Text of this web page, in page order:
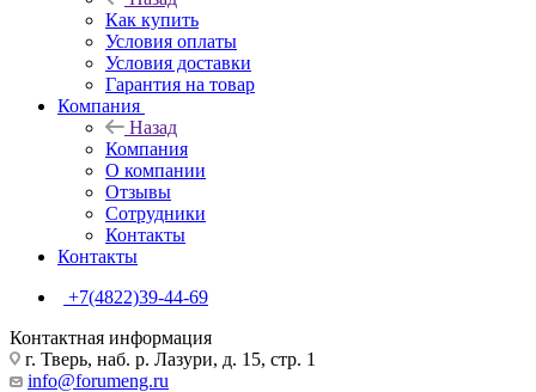
Как купить
Условия оплаты
Условия доставки
Гарантия на товар
Компания
Назад
Компания
О компании
Отзывы
Сотрудники
Контакты
Контакты
+7(4822)39-44-69
Контактная информация
г. Тверь, наб. р. Лазури, д. 15, стр. 1
info@forumeng.ru